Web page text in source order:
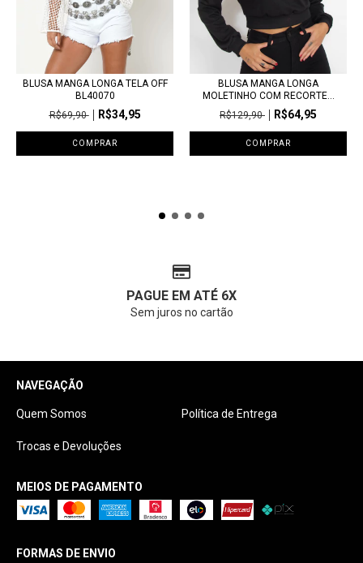
BLUSA MANGA LONGA TELA OFF
BL40070
R$69,90
R$34,95
COMPRAR
BLUSA MANGA LONGA
MOLETINHO COM RECORTE...
R$129,90
R$64,95
COMPRAR
PAGUE EM ATÉ 6X
Sem juros no cartão
NAVEGAÇÃO
Quem Somos Política de Entrega
Trocas e Devoluções
MEIOS DE PAGAMENTO
FORMAS DE ENVIO